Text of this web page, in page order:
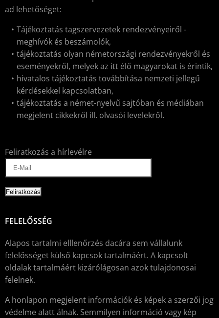
ad lehetőséget:
Tájékoztatás tagszervezetek rendezvényeiről -
meghívók és beszámolók,
tájékoztatás olyan németországi rendezvényekről és
eseményekről, melyek az itt élő magyarokat is érintik,
hivatalos tájékoztatás továbbítása nemzeti jellegű
kérdésekkel kapcsolatban,
tájékoztatás a német-nyelvű sajtóban és médiában
megjelent cikkekről ill. olvasói levelekről.
Feliratkozás a hírlevélre
FELELŐSSÉG
Alapos tartalmi elllenőrzés dacára sem vállalunk
felelősséget külső kapcsok tartalmáért. A kapcsolt
oldalak tartalmáért kizárólágosan azok tulajdonosai
felelnek.
A honlapon megjelent információk és képek a szerzői jog
védelme alatt álnak. Semmilyen információ vagy kép